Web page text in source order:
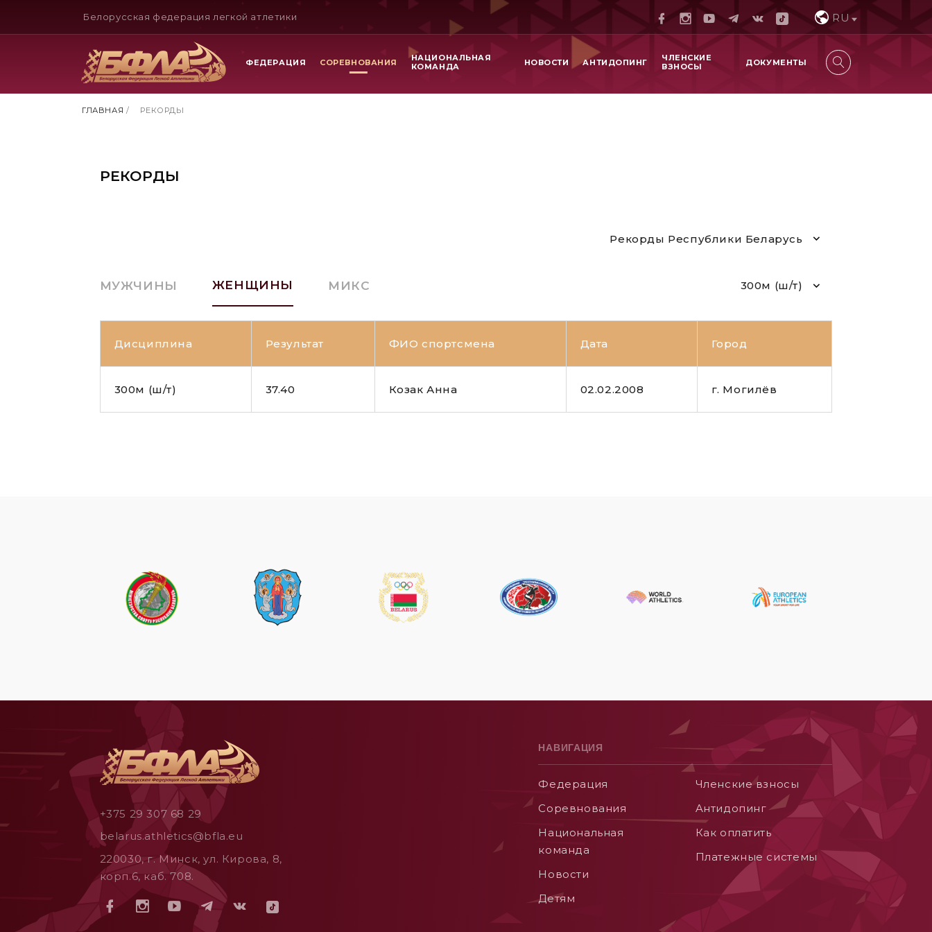
Белорусская федерация легкой атлетики RU
ФЕДЕРАЦИЯ СОРЕВНОВАНИЯ
НАЦИОНАЛЬНАЯ
КОМАНДА
НОВОСТИ АНТИДОПИНГ
ЧЛЕНСКИЕ
ВЗНОСЫ
ДОКУМЕНТЫ
ГЛАВНАЯ / РЕКОРДЫ
РЕКОРДЫ
Рекорды Республики Беларусь
МУЖЧИНЫ ЖЕНЩИНЫ МИКС 300м (ш/т)
Дисциплина Результат ФИО спортсмена Дата Город
300м (ш/т) 37.40 Козак Анна 02.02.2008 г. Могилёв
+375 29 307 68 29
belarus.athletics@bfla.eu
220030, г. Минск, ул. Кирова, 8,
корп.6, каб. 708.
НАВИГАЦИЯ
Федерация
Соревнования
Национальная
команда
Новости
Детям
Членские взносы
Aнтидопинг
Как оплатить
Платежные системы